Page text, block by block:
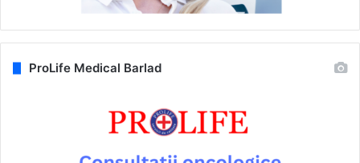
ProLife Medical Barlad